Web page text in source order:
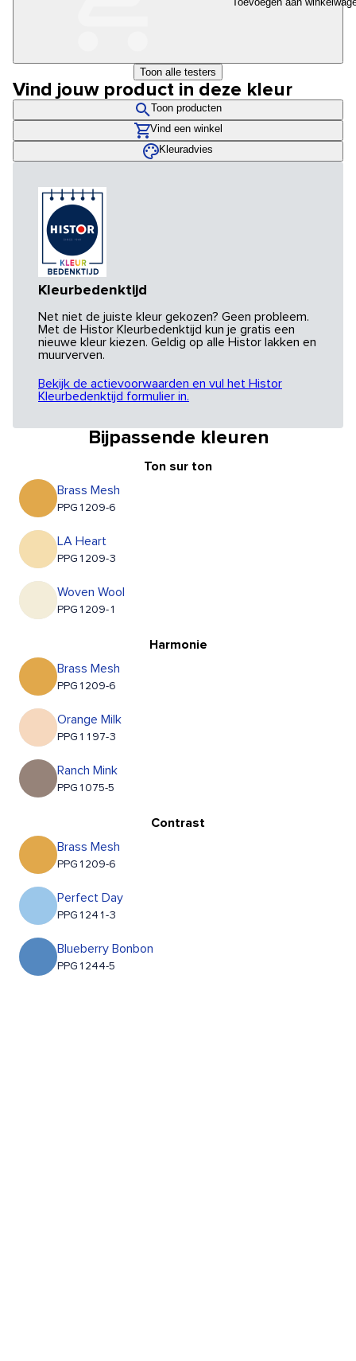
Toon alle testers
Vind jouw product in deze kleur
Toon producten
Vind een winkel
Kleuradvies
Kleurbedenktijd
Net niet de juiste kleur gekozen? Geen probleem.
Met de Histor Kleurbedenktijd kun je gratis een
nieuwe kleur kiezen. Geldig op alle Histor lakken en
muurverven.
Bekijk de actievoorwaarden en vul het Histor
Kleurbedenktijd formulier in.
Bijpassende kleuren
Ton sur ton
Brass Mesh
PPG1209-6
LA Heart
PPG1209-3
Woven Wool
PPG1209-1
Harmonie
Brass Mesh
PPG1209-6
Orange Milk
PPG1197-3
Ranch Mink
PPG1075-5
Contrast
Brass Mesh
PPG1209-6
Perfect Day
PPG1241-3
Blueberry Bonbon
PPG1244-5